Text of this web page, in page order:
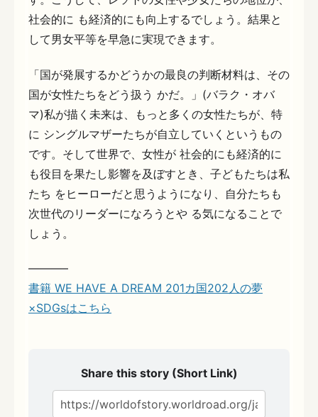
社会的に も経済的にも向上するでしょう。結果と
して男女平等を早急に実現できます。
「国が発展するかどうかの最良の判断材料は、その
国が女性たちをどう扱う かだ。」(バラク・オバ
マ)私が描く未来は、もっと多くの女性たちが、特
に シングルマザーたちが自立していくというもの
です。そして世界で、女性が 社会的にも経済的に
も役目を果たし影響を及ぼすとき、子どもたちは私
たち をヒーローだと思うようになり、自分たちも
次世代のリーダーになろうとや る気になることで
しょう。
———–
書籍 WE HAVE A DREAM 201カ国202人の夢
×SDGsはこちら
Share this story (Short Link)